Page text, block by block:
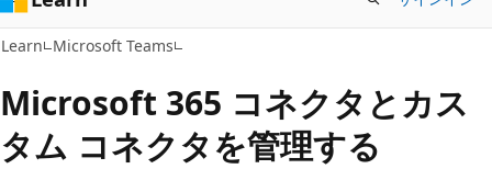
プ
Learn Microsoft Teams
Microsoft 365 コネクタとカス
タム コネクタを管理する